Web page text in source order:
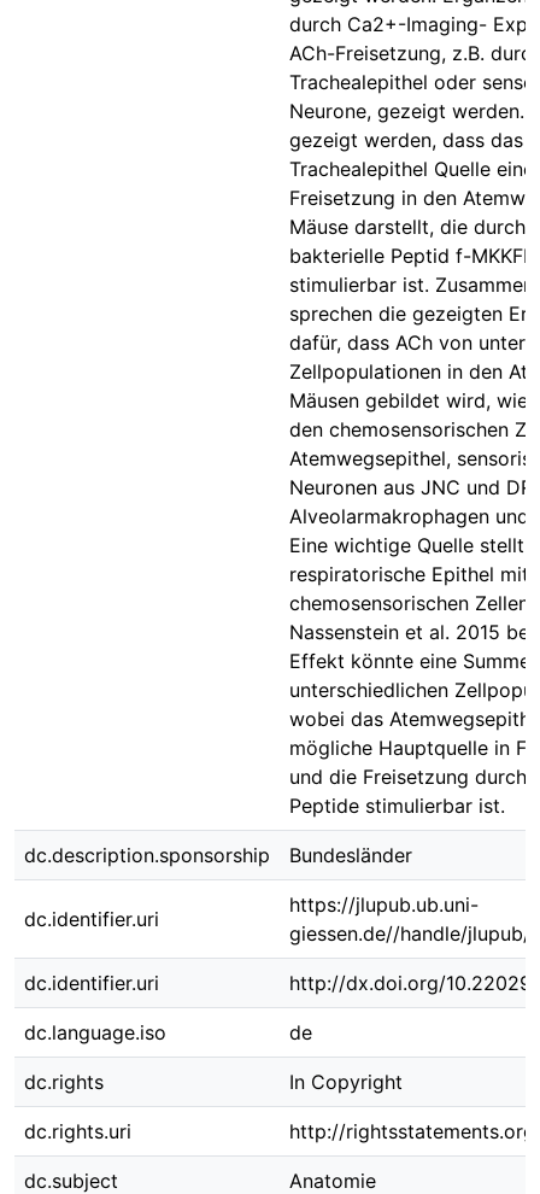
durch Ca2+-Imaging-
ACh-Freisetzung, z.B.
Trachealepithel oder
Neurone, gezeigt werden.
gezeigt werden, dass das
Trachealepithel Quelle
Freisetzung in den
Mäuse darstellt, die durch
bakterielle Peptid f-
stimulierbar ist.
sprechen die gezeigten
dafür, dass ACh von
Zellpopulationen in den
Mäusen gebildet wird, wie
den chemosensorischen
Atemwegsepithel,
Neuronen aus JNC und
Alveolarmakrophagen und
Eine wichtige Quelle stellt
respiratorische Epithel mit
chemosensorischen Zellen
Nassenstein et al. 2015
Effekt könnte eine Summe
unterschiedlichen
wobei das
mögliche Hauptquelle in
und die Freisetzung durch
Peptide stimulierbar ist.
dc.description.sponsorship Bundesländer
dc.identifier.uri
https://jlupub.ub.uni-
giessen.de//handle/jlupub/
dc.identifier.uri http://dx.doi.org/
dc.language.iso de
dc.rights In Copyright
dc.rights.uri http://
dc.subject Anatomie